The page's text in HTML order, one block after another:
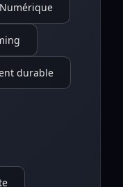
durable